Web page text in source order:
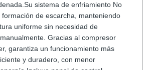
sistema de enfriamiento No
formación de escarcha, manteniendo
uniforme sin necesidad de
Gracias al compresor
garantiza un funcionamiento más
y duradero, con menor